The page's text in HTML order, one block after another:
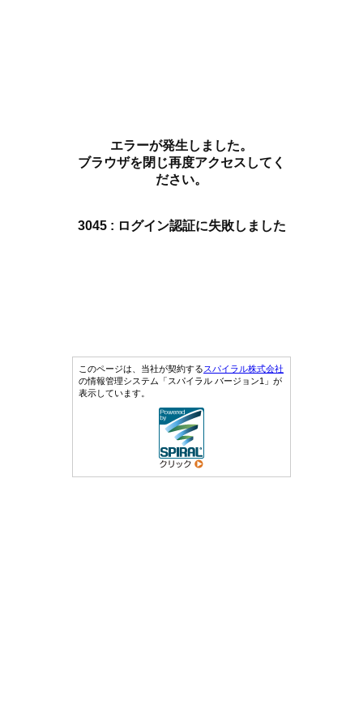
エラーが発生しました。
ブラウザを閉じ再度アクセスしてく
ださい。
3045 : ログイン認証に失敗しました
このページは、当社が契約するスパイラル株式会社
の情報管理システム「スパイラル バージョン1」が
表示しています。